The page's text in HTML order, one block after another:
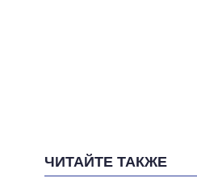
ЧИТАЙТЕ ТАКЖЕ